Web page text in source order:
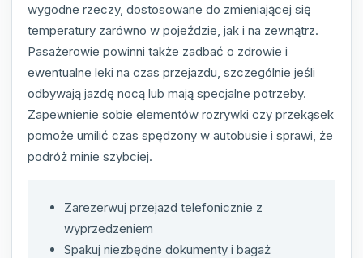
wygodne rzeczy, dostosowane do zmieniającej się
temperatury zarówno w pojeździe, jak i na zewnątrz.
Pasażerowie powinni także zadbać o zdrowie i
ewentualne leki na czas przejazdu, szczególnie jeśli
odbywają jazdę nocą lub mają specjalne potrzeby.
Zapewnienie sobie elementów rozrywki czy przekąsek
pomoże umilić czas spędzony w autobusie i sprawi, że
podróż minie szybciej.
Zarezerwuj przejazd telefonicznie z
wyprzedzeniem
Spakuj niezbędne dokumenty i bagaż